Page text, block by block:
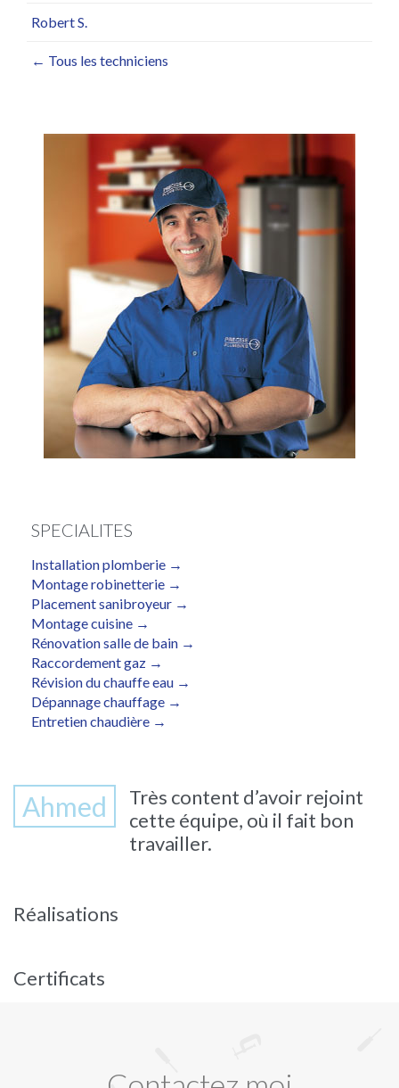
Robert S.
← Tous les techniciens
SPECIALITES
Installation plomberie →
Montage robinetterie →
Placement sanibroyeur →
Montage cuisine →
Rénovation salle de bain →
Raccordement gaz →
Révision du chauffe eau →
Dépannage chauffage →
Entretien chaudière →
Ahmed
Très content d’avoir rejoint
cette équipe, où il fait bon
travailler.
Réalisations
Certificats